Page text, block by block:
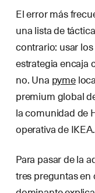
El error más
una lista de
contrario: usar
estrategia encaja
no. Una pyme
premium global
la comunidad de
operativa de IKEA.
Para pasar de la
tres preguntas en